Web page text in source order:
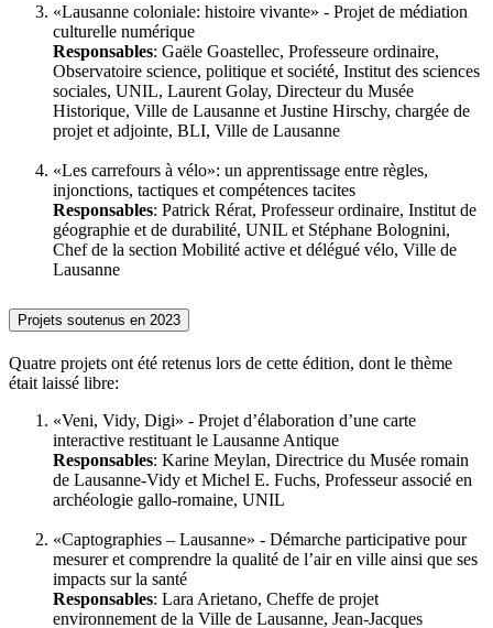
«Lausanne coloniale: histoire vivante» - Projet de médiation
culturelle numérique
Responsables: Gaële Goastellec, Professeure ordinaire,
Observatoire science, politique et société, Institut des sciences
sociales, UNIL, Laurent Golay, Directeur du Musée
Historique, Ville de Lausanne et Justine Hirschy, chargée de
projet et adjointe, BLI, Ville de Lausanne
«Les carrefours à vélo»: un apprentissage entre règles,
injonctions, tactiques et compétences tacites
Responsables: Patrick Rérat, Professeur ordinaire, Institut de
géographie et de durabilité, UNIL et Stéphane Bolognini,
Chef de la section Mobilité active et délégué vélo, Ville de
Lausanne
Projets soutenus en 2023
Quatre projets ont été retenus lors de cette édition, dont le thème
était laissé libre:
«Veni, Vidy, Digi» - Projet d’élaboration d’une carte
interactive restituant le Lausanne Antique
Responsables: Karine Meylan, Directrice du Musée romain
de Lausanne-Vidy et Michel E. Fuchs, Professeur associé en
archéologie gallo-romaine, UNIL
«Captographies – Lausanne» - Démarche participative pour
mesurer et comprendre la qualité de l’air en ville ainsi que ses
impacts sur la santé
Responsables: Lara Arietano, Cheffe de projet
environnement de la Ville de Lausanne, Jean-Jacques